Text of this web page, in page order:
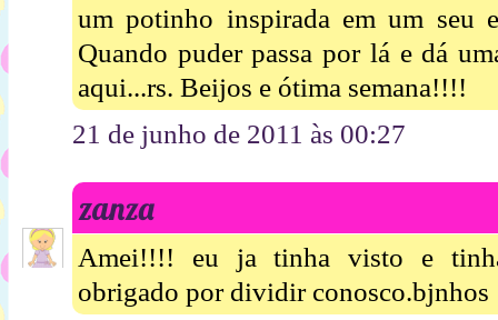
um potinho inspirada em um seu
Quando puder passa por lá e dá
aqui...rs. Beijos e ótima semana!!!!
21 de junho de 2011 às 00:27
zanza
Amei!!!! eu ja tinha visto e
obrigado por dividir conosco.bjnhos